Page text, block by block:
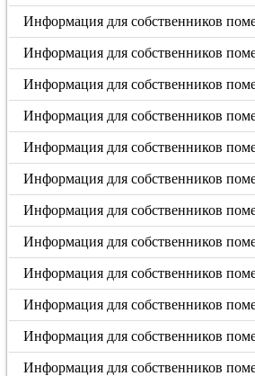
Информация для собственников
Информация для собственников
Информация для собственников
Информация для собственников
Информация для собственников
Информация для собственников
Информация для собственников
Информация для собственников
Информация для собственников
Информация для собственников
Информация для собственников
Информация для собственников